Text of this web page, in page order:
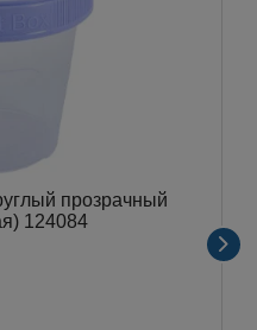
прозрачный
124084